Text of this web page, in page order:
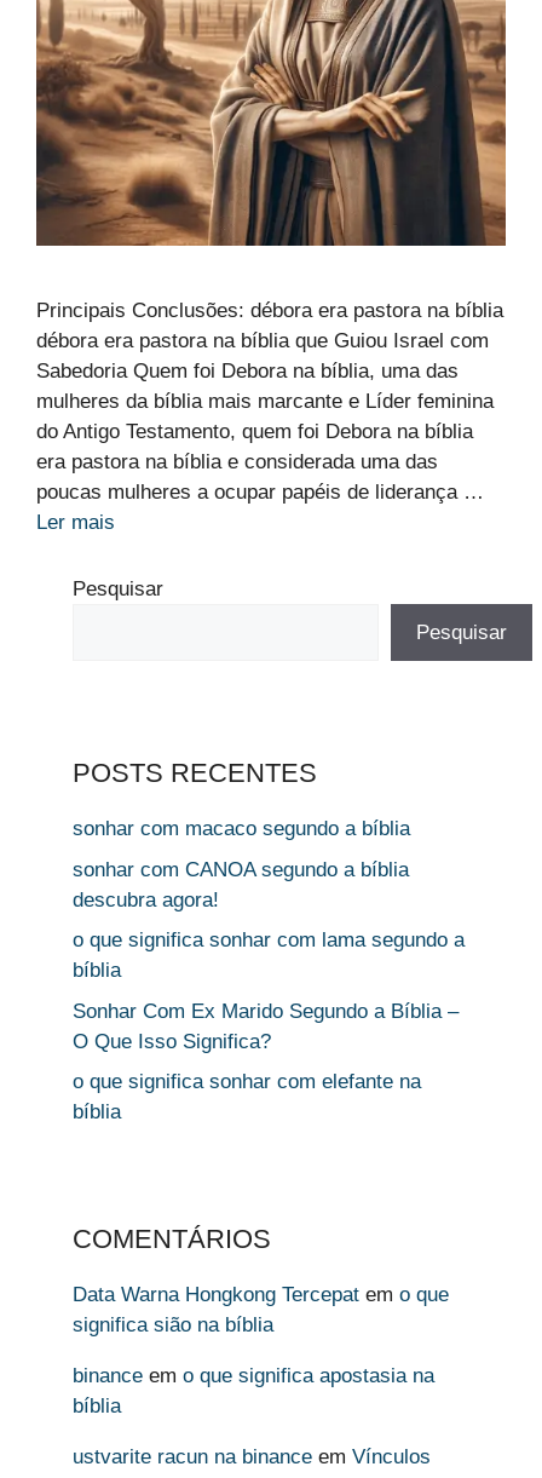
Principais Conclusões: débora era pastora na bíblia
débora era pastora na bíblia que Guiou Israel com
Sabedoria Quem foi Debora na bíblia, uma das
mulheres da bíblia mais marcante e Líder feminina
do Antigo Testamento, quem foi Debora na bíblia
era pastora na bíblia e considerada uma das
poucas mulheres a ocupar papéis de liderança …
Ler mais
Pesquisar
Pesquisar
POSTS RECENTES
sonhar com macaco segundo a bíblia
sonhar com CANOA segundo a bíblia
descubra agora!
o que significa sonhar com lama segundo a
bíblia
Sonhar Com Ex Marido Segundo a Bíblia –
O Que Isso Significa?
o que significa sonhar com elefante na
bíblia
COMENTÁRIOS
Data Warna Hongkong Tercepat em o que
significa sião na bíblia
binance em o que significa apostasia na
bíblia
ustvarite racun na binance em Vínculos